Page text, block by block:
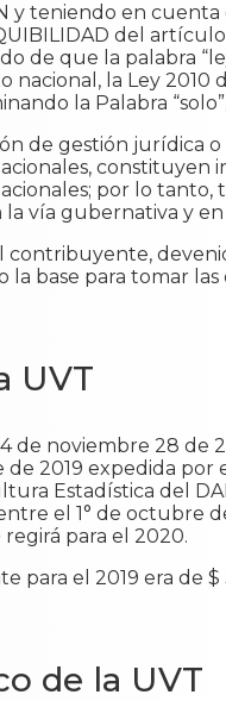
y teniendo en
del artículo
de que la palabra
la Ley 2010
la Palabra
de gestión jurídica
por lo
vía gubernativa y
base para tomar
UVT
de noviembre 28
de 2019 expedida
Estadística del
el 1° de octubre
para el 2020.
para el 2019 era de
de la UVT